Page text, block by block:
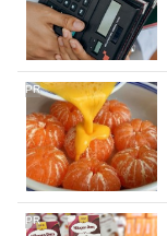
PR
PR